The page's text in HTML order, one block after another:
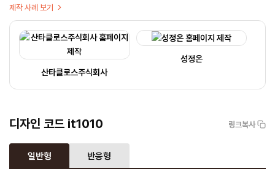
제작 사례 보기
산타클로스주식회사
성정온
디자인 코드 it1010 링크복사
일반형 반응형